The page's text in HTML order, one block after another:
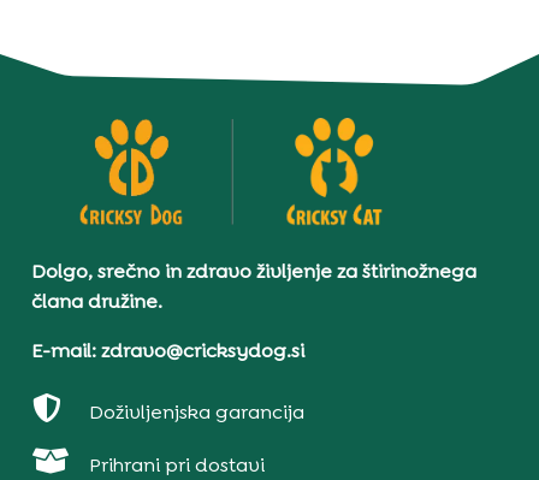
Dolgo, srečno in zdravo življenje za štirinožnega
člana družine.
E-mail: zdravo@cricksydog.si
 Doživljenjska garancija
 Prihrani pri dostavi